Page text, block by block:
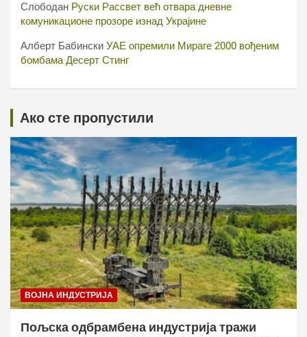
Слободан Руски Рассвет већ отвара дневне
комуникационе прозоре изнад Украјине
Алберт Бабински УАЕ опремили Мираге 2000 вођеним
бомбама Десерт Стинг
Ако сте пропустили
ВОЈНА ИНДУСТРИЈА
Пољска одбрамбена индустрија тражи